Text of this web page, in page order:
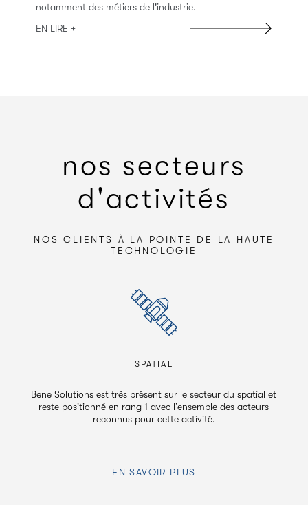
des métiers de l'industrie.
EN LIRE
nos secteurs
d'activités
NOS CLIENTS À LA POINTE DE LA HAUTE
TECHNOLOGIE
est très présent sur le secteur du spatial et
positionné en rang 1 avec l’ensemble des acteurs
reconnus pour cette activité.
Depuis son
secteur de
EN SAVOIR PLUS